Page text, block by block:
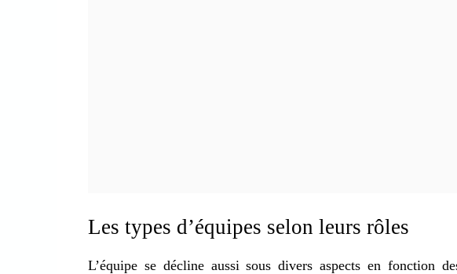
Les types d’équipes selon leurs rôles
L’équipe se décline aussi sous divers aspects en fonction